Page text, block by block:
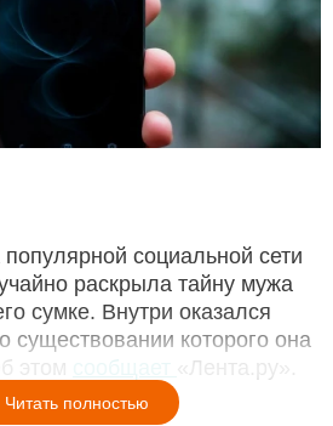
социальной сети
раскрыла тайну мужа
сумке. Внутри оказался
существовании которого она
этом
сообщает «Лента.ру».
Читать полностью